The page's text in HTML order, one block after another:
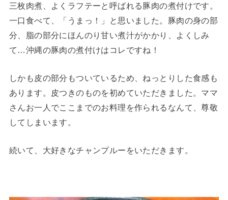
三枚肉煮、よくラフテーと呼ばれる豚肉の煮付けです。
一口食べて、「うまっ！」と思いました。豚肉の身の部
分、脂の部分にほんのり甘い煮汁がかかり、よくしみ
て…沖縄の豚肉の煮付けはコレですね！
しかも皮の部分もついているため、ねっとりした食感も
あります。皮つきのものを初めていただきました。ママ
さんお一人でここまでのお料理を作られるなんて、尊敬
してしまいます。
続いて、大好きなチャンプルーをいただきます。